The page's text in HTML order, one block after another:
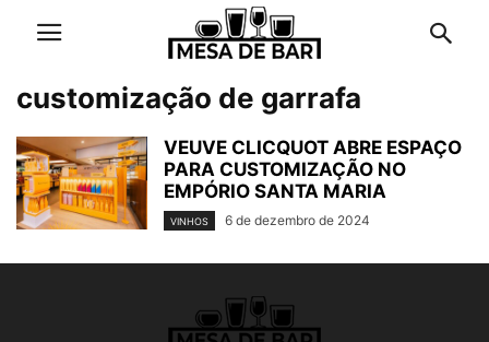
customização de garrafa
VEUVE CLICQUOT ABRE ESPAÇO
PARA CUSTOMIZAÇÃO NO
EMPÓRIO SANTA MARIA
VINHOS 6 de dezembro de 2024